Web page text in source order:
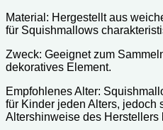
Material: Hergestellt aus
für Squishmallows
Zweck: Geeignet zum
dekoratives Element.
Empfohlenes Alter:
für Kinder jeden Alters, jedoch
Altershinweise des Herstellers